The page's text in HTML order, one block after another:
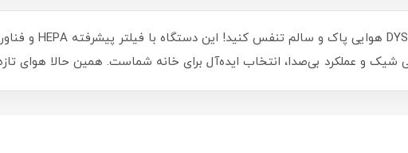
شیک و عملکرد بی‌صدا، انتخاب ایده‌آل برای خانه شماست. همین حالا هوای تازه